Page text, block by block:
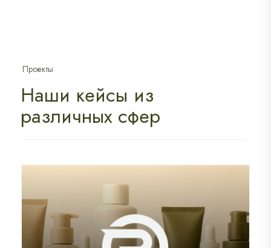
Проекты
Наши кейсы из
различных сфер